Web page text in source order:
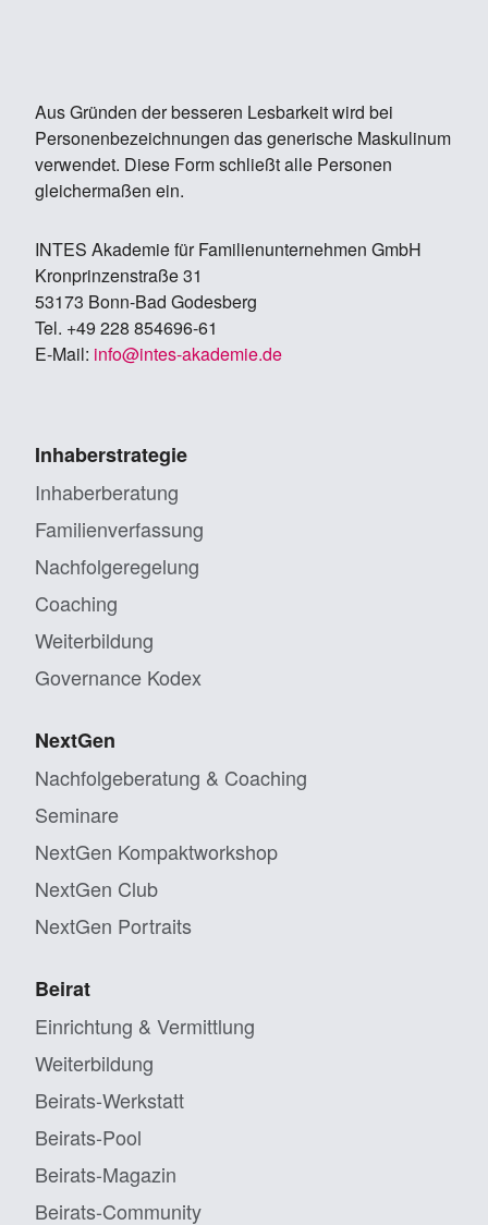
Aus Gründen der besseren Lesbarkeit wird bei
Personenbezeichnungen das generische Maskulinum
verwendet. Diese Form schließt alle Personen
gleichermaßen ein.
IN­TES Aka­de­mie für Fa­mi­li­en­un­ter­neh­men GmbH
Kron­prin­zen­stra­ße 31
53173 Bonn-Bad Go­des­berg
Tel. +49 228 854696-61
E-Mail: info@in­tes-aka­de­mie.de
Inhaberstrategie
Inhaberberatung
Familienverfassung
Nachfolgeregelung
Coaching
Weiterbildung
Governance Kodex
NextGen
Nachfolgeberatung & Coaching
Seminare
NextGen Kompaktworkshop
NextGen Club
NextGen Portraits
Beirat
Einrichtung & Vermittlung
Weiterbildung
Beirats-Werkstatt
Beirats-Pool
Beirats-Magazin
Beirats-Community